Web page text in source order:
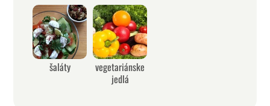
šaláty
vegetariánske
jedlá